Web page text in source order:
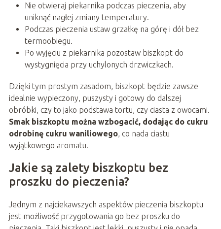
Nie otwieraj piekarnika podczas pieczenia, aby
uniknąć nagłej zmiany temperatury.
Podczas pieczenia ustaw grzałkę na górę i dół bez
termoobiegu.
Po wyjęciu z piekarnika pozostaw biszkopt do
wystygnięcia przy uchylonych drzwiczkach.
Dzięki tym prostym zasadom, biszkopt będzie zawsze
idealnie wypieczony, puszysty i gotowy do dalszej
obróbki, czy to jako podstawa tortu, czy ciasta z owocami.
Smak biszkoptu można wzbogacić, dodając do cukru
odrobinę cukru waniliowego, co nada ciastu
wyjątkowego aromatu.
Jakie są zalety biszkoptu bez
proszku do pieczenia?
Jednym z najciekawszych aspektów pieczenia biszkoptu
jest możliwość przygotowania go bez proszku do